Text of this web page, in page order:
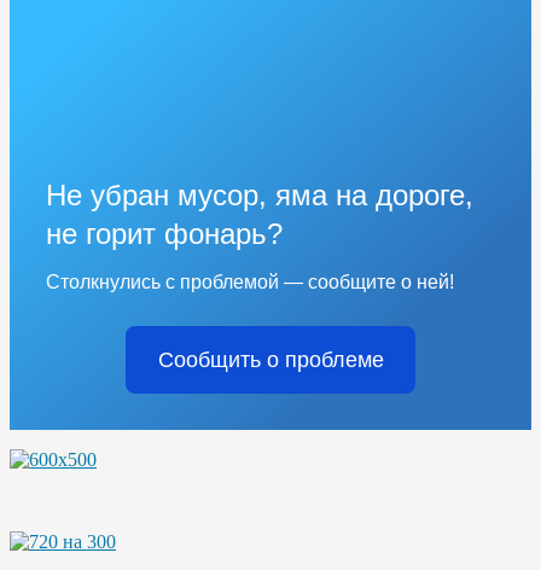
Не убран мусор, яма на дороге,
не горит фонарь?
Столкнулись с проблемой — сообщите о ней!
Сообщить о проблеме